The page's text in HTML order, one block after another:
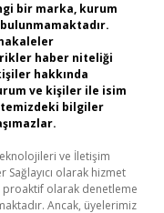
bir marka, kurum
haber niteliği
hakkında
ve kişiler ile isim
bilgiler
ve İletişim
Sağlayıcı olarak hizmet
olarak denetleme
Ancak, üyelerimiz